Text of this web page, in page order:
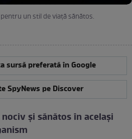
un stil de viață sănătos.
sursă preferată în Google
SpyNews pe Discover
și sănătos în același